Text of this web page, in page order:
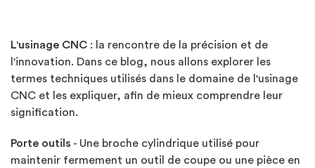
L'usinage CNC : la rencontre de la précision et de
l'innovation. Dans ce blog, nous allons explorer les
termes techniques utilisés dans le domaine de l'usinage
CNC et les expliquer, afin de mieux comprendre leur
signification.
Porte outils - Une broche cylindrique utilisé pour
maintenir fermement un outil de coupe ou une pièce en